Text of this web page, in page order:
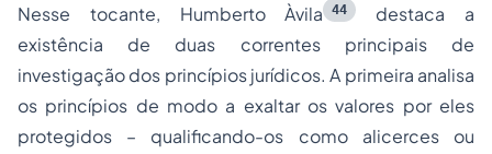
Nesse tocante, Humberto Àvila 44
destaca a
existência de duas correntes principais de
investigação dos princípios jurídicos. A primeira analisa
os princípios de modo a exaltar os valores por eles
protegidos – qualificando-os como alicerces ou